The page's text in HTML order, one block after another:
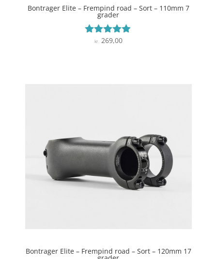
Bontrager Elite – Frempind road – Sort – 110mm 7
grader
Vurderet
kr.269,00
Bontrager Elite – Frempind road – Sort – 120mm 17